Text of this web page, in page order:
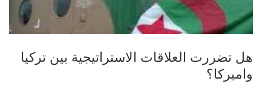
هل تضررت العلاقات الاستراتيجية بين تركيا
واميركا؟